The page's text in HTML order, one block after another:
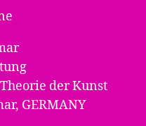
der Kunst
GERMANY